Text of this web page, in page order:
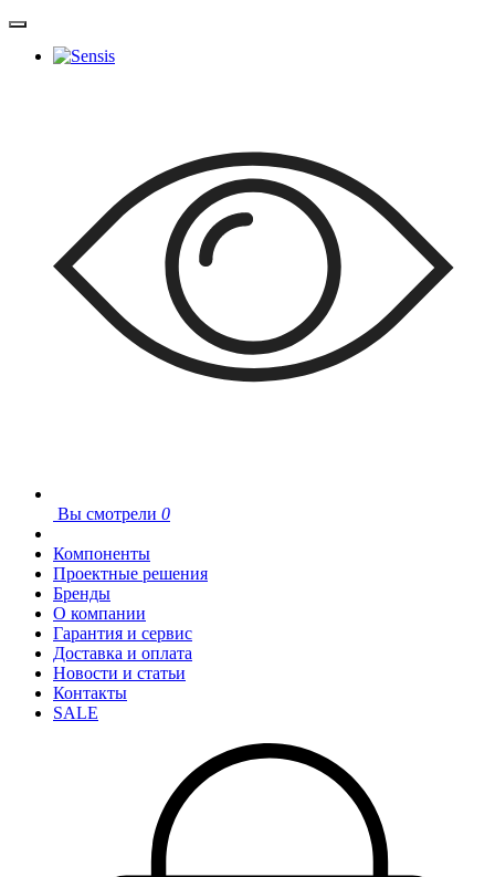
Вы смотрели 0
Компоненты
Проектные решения
Бренды
О компании
Гарантия и сервис
Доставка и оплата
Новости и статьи
Контакты
SALE